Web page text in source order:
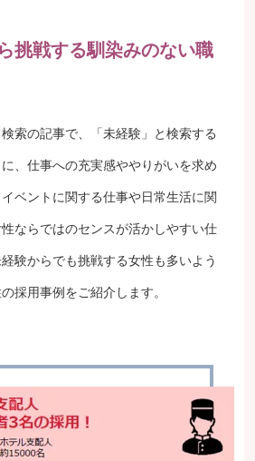
挑戦する馴染みのない職
索の記事で、「未経験」と検索する
、仕事への充実感ややりがいを求め
ベントに関する仕事や日常生活に関
ならではのセンスが活かしやすい仕
験からでも挑戦する女性も多いよう
採用事例をご紹介します。